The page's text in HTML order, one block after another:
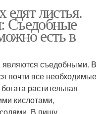
едят листья.
Съедобные
есть в
являются съедобными. В
почти все необходимые
растительная
кислотами,
В пищу